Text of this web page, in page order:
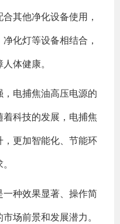
其他净化设备使用，
化灯等设备相结合，
体健康。
电捕焦油高压电源的
科技的发展，电捕焦
更加智能化、节能环
种效果显著、操作简
场前景和发展潜力。